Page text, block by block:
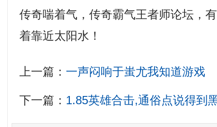
传奇喘着气，传奇霸气王者师论坛，
着靠近太阳水！
上一篇： 一声闷响于蚩尤我知道游戏
下一篇： 1.85英雄合击,通俗点说得到